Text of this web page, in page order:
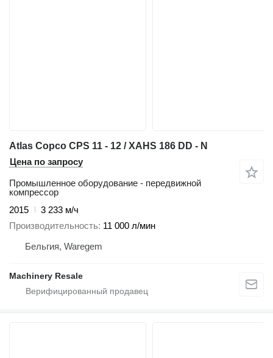
Atlas Copco CPS 11 - 12 / XAHS 186 DD - N
Цена по запросу
Промышленное оборудование - передвижной
компрессор
2015
3 233 м/ч
Производительность 11 000 л/мин
Бельгия, Waregem
Machinery Resale